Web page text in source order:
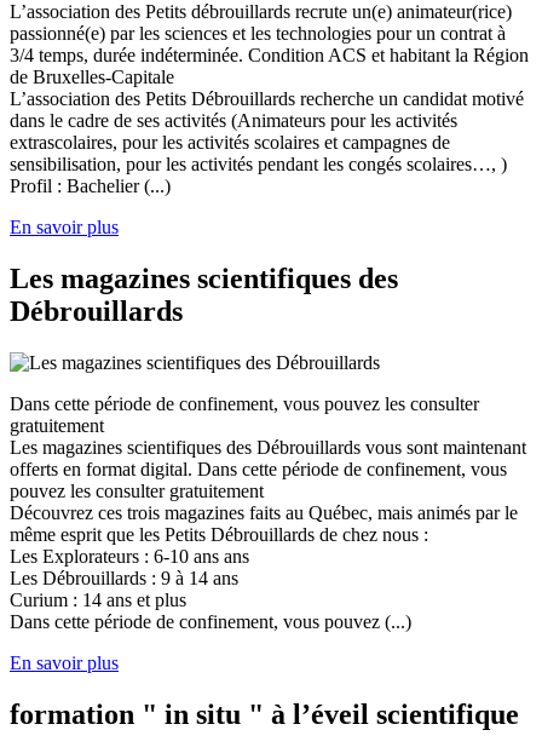
L’association des Petits débrouillards recrute un(e) animateur(rice)
passionné(e) par les sciences et les technologies pour un contrat à
3/4 temps, durée indéterminée. Condition ACS et habitant la Région
de Bruxelles-Capitale
L’association des Petits Débrouillards recherche un candidat motivé
dans le cadre de ses activités (Animateurs pour les activités
extrascolaires, pour les activités scolaires et campagnes de
sensibilisation, pour les activités pendant les congés scolaires…, )
Profil : Bachelier (...)
En savoir plus
Les magazines scientifiques des
Débrouillards
Dans cette période de confinement, vous pouvez les consulter
gratuitement
Les magazines scientifiques des Débrouillards vous sont maintenant
offerts en format digital. Dans cette période de confinement, vous
pouvez les consulter gratuitement
Découvrez ces trois magazines faits au Québec, mais animés par le
même esprit que les Petits Débrouillards de chez nous :
Les Explorateurs : 6-10 ans ans
Les Débrouillards : 9 à 14 ans
Curium : 14 ans et plus
Dans cette période de confinement, vous pouvez (...)
En savoir plus
formation " in situ " à l’éveil scientifique